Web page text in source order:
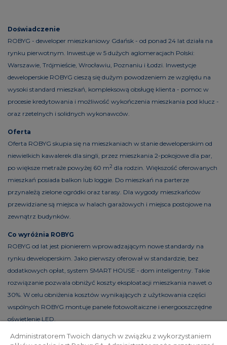
Doświadczenie
ROBYG - deweloper mieszkaniowy Gdańsk - od ponad 24 lat działa na
rynku pierwotnym. Inwestuje w 5 dużych aglomeracjach Polski:
Warszawie, Trójmieście, Wrocławiu, Poznaniu i Łodzi. Inwestycje
deweloperskie ROBYG cieszą się dużym powodzeniem ze względu na
wysoki standard mieszkań, kompleksową obsługę klienta - pomoc w
procesie kredytowania i możliwość wykończenia mieszkania pod klucz -
oraz rzetelnych i solidnych wykonawców.
Oferta
Oferta ROBYG skupia się na mieszkaniach w stanie deweloperskim od
niewielkich kawalerek dla singli, przez mieszkania 2-pokojowe dla par,
po większe metraże powyżej 60 m2 dla rodzin. Większość oferowanych
mieszkań posiada balkon lub loggie. Do mieszkań na parterze
przynależą zielone ogródki oraz tarasy. Dla wygody mieszkańców
przewidziane są miejsca w halach garażowych i miejsca postojowe na
zewnątrz budynków.
Co wyróżnia ROBYG
ROBYG od lat jest pionierem wprowadzającym nowe standardy na
rynku deweloperskim. Jako pierwszy oferował w standardzie, bez
dodatkowych opłat, system SMART HOUSE - dom inteligentny. Takie
rozwiązanie pozwala obniżyć koszty eksploatacji mieszkania nawet o
30%. W celu obniżenia kosztów wynikających z użytkowania części
wspólnych ROBYG montuje panele fotowoltaiczne i energooszczędne
oświetlenie LED.
Administratorem Twoich danych w związku z wykorzystaniem